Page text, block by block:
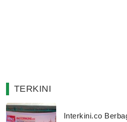
TERKINI
Interkini.co